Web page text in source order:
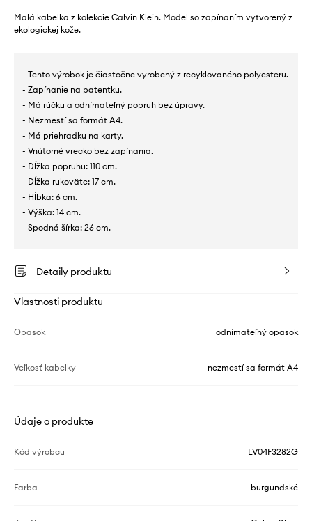
Malá kabelka z kolekcie Calvin Klein. Model so zapínaním vytvorený z
ekologickej kože.
- Tento výrobok je čiastočne vyrobený z recyklovaného polyesteru.
- Zapínanie na patentku.
- Má rúčku a odnímateľný popruh bez úpravy.
- Nezmestí sa formát A4.
- Má priehradku na karty.
- Vnútorné vrecko bez zapínania.
- Dĺžka popruhu: 110 cm.
- Dĺžka rukoväte: 17 cm.
- Hĺbka: 6 cm.
- Výška: 14 cm.
- Spodná šírka: 26 cm.
Detaily produktu
Vlastnosti produktu
Opasok odnímateľný opasok
Veľkosť kabelky nezmestí sa formát A4
Údaje o produkte
Kód výrobcu LV04F3282G
Farba burgundské